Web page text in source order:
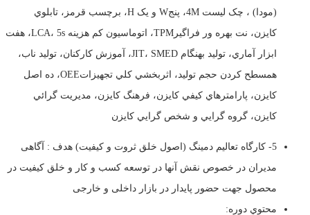
(مودا) ، چک ليست 4M، پنجW و يک H، برچسب قرمز، تابلوي
کايزن، نت بهره ور فراگيرTPM، اتوماسيون کم هزينه LCA، 5s، هفت
ابزار آماري، توليد بهنگام JIT، SMED، آموزش کارکنان، توليد ناب،
همسطح کردن حجم توليد، اثربخشي کلي تجهيزاتOEE، ده اصل
کايزن، پارامترهاي کيفي کايزن، فرهنگ کايزن، مديريت گرائي
کايزن، گروه گرايي و شخص گرايي کايزن
5- کارگاه تعالیم دمینگ (اصول خلق ثروت و کیفیت) هدف : آگاهی
مدیران در خصوص نقش آنها در توسعه کسب و کار و خلق کیفیت در
محصول جهت حضور پایدار در بازار داخلی و خارجی
محتوي دوره: